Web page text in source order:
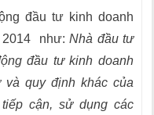
đầu tư kinh doanh
2014 như: Nhà đầu tư
đầu tư kinh doanh
và quy định khác của
cận, sử dụng các